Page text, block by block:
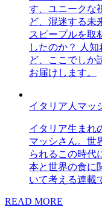
す、ユニークな
ど、混迷する未
スピープルを取
したのか？ 人
ど、ここでしか
お届けします。
イタリア人マッ
イタリア生まれ
マッシさん。世
られるこの時代
本と世界の食に
いて考える連載
READ MORE